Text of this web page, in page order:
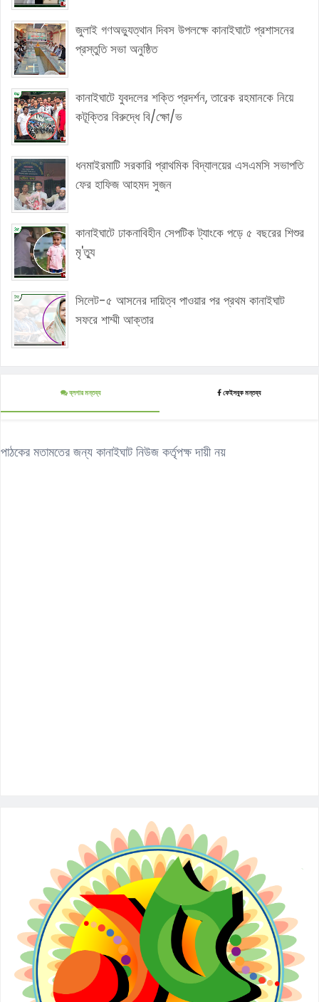
জুলাই গণঅভ্যুত্থান দিবস উপলক্ষে কানাইঘাটে প্রশাসনের
প্রস্তুতি সভা অনুষ্ঠিত
কানাইঘাটে যুবদলের শক্তি প্রদর্শন, তারেক রহমানকে নিয়ে
কটূক্তির বিরুদ্ধে বি/ক্ষো/ভ
ধনমাইরমাটি সরকারি প্রাথমিক বিদ্যালয়ের এসএমসি সভাপতি
ফের হাফিজ আহমদ সুজন
কানাইঘাটে ঢাকনাবিহীন সেপটিক ট্যাংকে পড়ে ৫ বছরের শিশুর
মৃ'ত্যু
সিলেট-৫ আসনের দায়িত্ব পাওয়ার পর প্রথম কানাইঘাট
সফরে শাম্মী আক্তার
ব্লগার মন্তব্য ফেইসবুক মন্তব্য
পাঠকের মতামতের জন্য কানাইঘাট নিউজ কর্তৃপক্ষ দায়ী নয়